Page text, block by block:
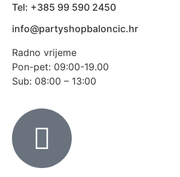
Tel: +385 99 590 2450
info@partyshopbaloncic.hr
Radno vrijeme
Pon-pet: 09:00-19.00
Sub: 08:00 – 13:00